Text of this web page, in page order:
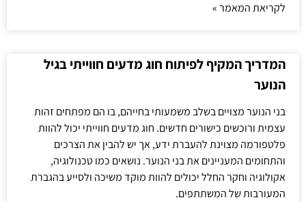
לקריאת המאמר »
המדריך המקיף לפיתוח חוג מדעים חווייתי בגיל
הנוער
בני הנוער מצויים בשלב משמעותי בחייהם, בו הם מפתחים זהות
עצמית ורוכשים כישורים חדשים. חוג מדעים חווייתי יכול להוות
פלטפורמה מצוינת להעברת ידע, אך יש להבין את הצרכים
והתחומים המעניינים את בני הנוער. נושאים כמו טכנולוגיה,
אקולוגיה וחקר החלל יכולים להוות מוקד משיכה ולסייע בהגברת
המעורבות של המשתתפים.